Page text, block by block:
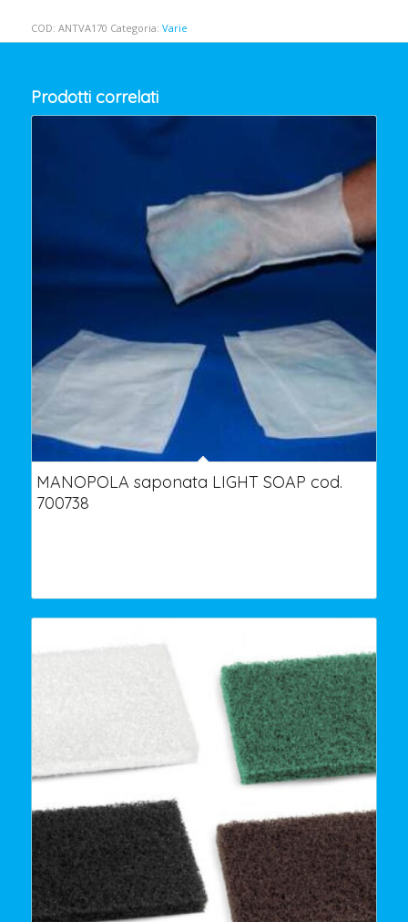
COD: ANTVA170 Categoria: Varie
Prodotti correlati
MANOPOLA saponata LIGHT SOAP cod.
700738